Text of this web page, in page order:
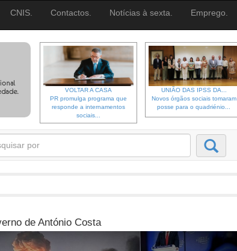
CNIS. Contactos. Notícias à sexta. Emprego.
VOLTAR A CASA
PR promulga programa que
responde a internamentos
sociais...
UNIÃO DAS IPSS DA...
Novos órgãos sociais tomaram
posse para o quadriénio...
de António Costa